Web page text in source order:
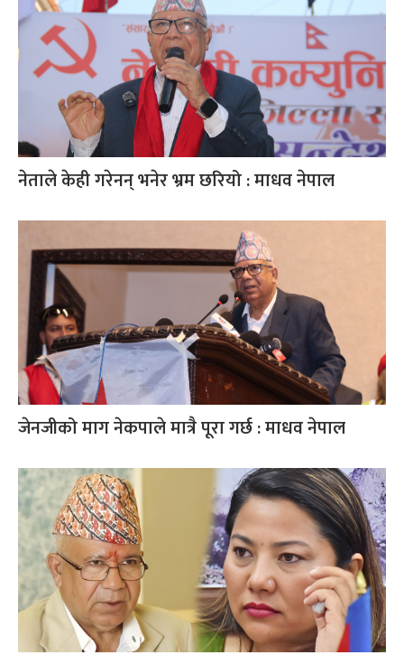
नेताले केही गरेनन् भनेर भ्रम छरियो : माधव नेपाल
जेनजीको माग नेकपाले मात्रै पूरा गर्छ : माधव नेपाल